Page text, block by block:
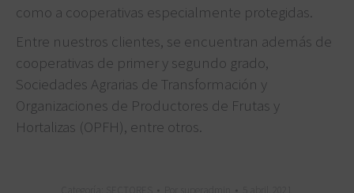
como a cooperativas especialmente protegidas.
Entre nuestros clientes, se encuentran además de
cooperativas de primer y segundo grado,
Sociedades Agrarias de Transformación y
Organizaciones de Productores de Frutas y
Hortalizas (OPFH), entre otros.